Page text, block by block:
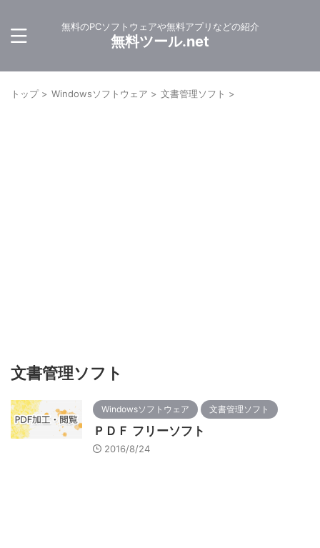
無料のPCソフトウェアや無料アプリなどの紹介
無料ツール.net
トップ> Windowsソフトウェア > 文書管理ソフト >
文書管理ソフト
Windowsソフトウェア 文書管理ソフト
ＰＤＦ フリーソフト
2016/8/24